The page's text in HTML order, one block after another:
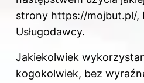
strony https://mojbut.pl/,
Usługodawcy.
Jakiekolwiek
kogokolwiek, bez